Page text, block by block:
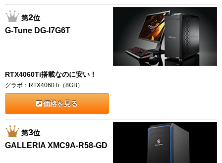
第2位
G-Tune DG-I7G6T
RTX4060Ti搭載なのに安い！
グラボ：RTX4060Ti（8GB）
価格を見る
第3位
GALLERIA XMC9A-R58-GD